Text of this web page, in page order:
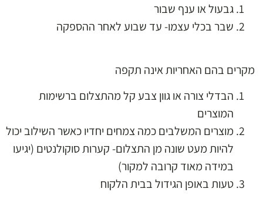
גבעול או ענף שבור
שבר בכלי עצמו- עד שבוע לאחר ההספקה
מקרים בהם האחריות אינה תקפה
הבדלי צורה או גוון צבע קל מהתצלום ברשימות
המוצרים
מוצרים המשלבים כמה צמחים יחדיו כאשר השילוב יכול
להיות מעט שונה מן התצלום- קערות סוקולנטים (יגיעו
במידה מאוד קרובה למקור)
טעות באופן הגידול בבית הלקוח